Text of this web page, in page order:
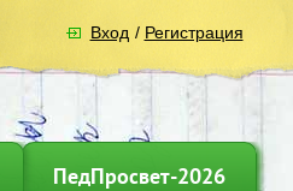
Вход / Регистрация
ПедПросвет-2026